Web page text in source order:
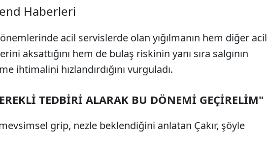
Haberleri
Sesi Aç
acil servislerde olan yığılmanın hem diğer acil
aksattığını hem de bulaş riskinin yanı sıra salgının
ihtimalini hızlandırdığını vurguladı.
TEDBİRİ ALARAK BU DÖNEMİ GEÇİRELİM"
grip, nezle beklendiğini anlatan Çakır, şöyle